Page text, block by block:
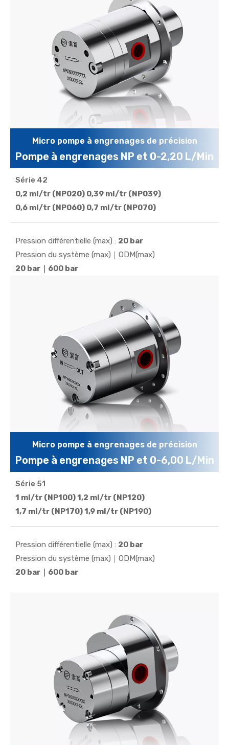
Avec une haute précision (± 0,1 %), une résistance à
la température/pression/usure, un faible bruit, une
longue durée de vie et une capacité de
Micro pompe à engrenages de précision
Pompe à engrenages NP et 0-2,20 L/Min
Série 42
0,2 ​​ml/tr (NP020) 0,39 ml/tr (NP039)
0,6 ml/tr (NP060) 0,7 ml/tr (NP070)
Pression différentielle (max) : 20 bar
Pression du système (max)｜ODM(max)
20 bar｜600 bar
distribution précise, le dosage de haute précision,
l'échantillonnage, la pulvérisation, l'impression, la
pressurisation, la filtration, la circulation...
Micro pompe à engrenages de précision
Pompe à engrenages NP et 0-6,00 L/Min
Série 51
1 ml/tr (NP100) 1,2 ml/tr (NP120)
1,7 ml/tr (NP170) 1,9 ml/tr (NP190)
Pression différentielle (max) : 20 bar
Pression du système (max)｜ODM(max)
20 bar｜600 bar